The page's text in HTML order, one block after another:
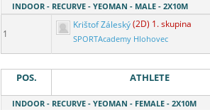
INDOOR - RECURVE - YEOMAN - MALE - 2X10M
1
Krištof Záleský(2D) 1. skupina
SPORTAcademy Hlohovec
POS. ATHLETE
INDOOR - RECURVE - YEOMAN - FEMALE - 2X10M